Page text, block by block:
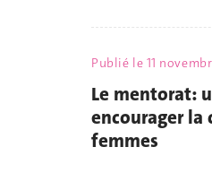
Publié le 11
Le mentorat:
encourager la
femmes